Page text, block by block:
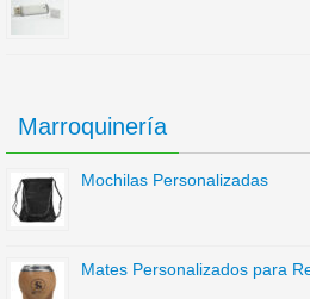
Marroquinería
Mochilas Personalizadas
Mates Personalizados para